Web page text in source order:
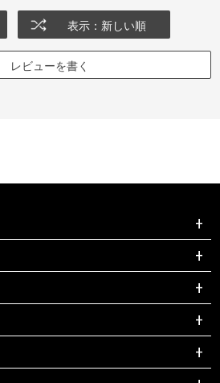
表示：新しい順
レビューを書く